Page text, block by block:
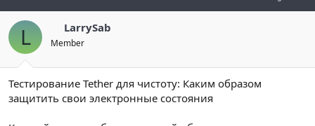
L LarrySab
Member
Тестирование Tether для чистоту: Каким образом
защитить свои электронные состояния